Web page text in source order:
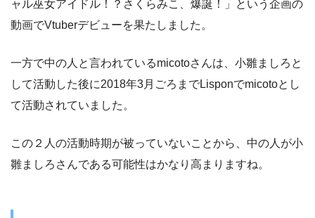
ャル巫女アイドル！？さくらみこ、爆誕！」という企画の
動画でVtuberデビューを果たしました。
一方で中の人と言われているmicotoさんは、小雛ましろと
して活動した後に2018年3月ごろまでLisponでmicotoとし
て活動されていました。
この２人の活動時期が被っていないことから、中の人が小
雛ましろさんである可能性はかなり高まりますね。